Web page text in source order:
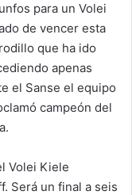
para un Volei
de vencer esta
que ha ido
apenas
el Sanse el equipo
campeón del
Volei Kiele
Será un final a seis